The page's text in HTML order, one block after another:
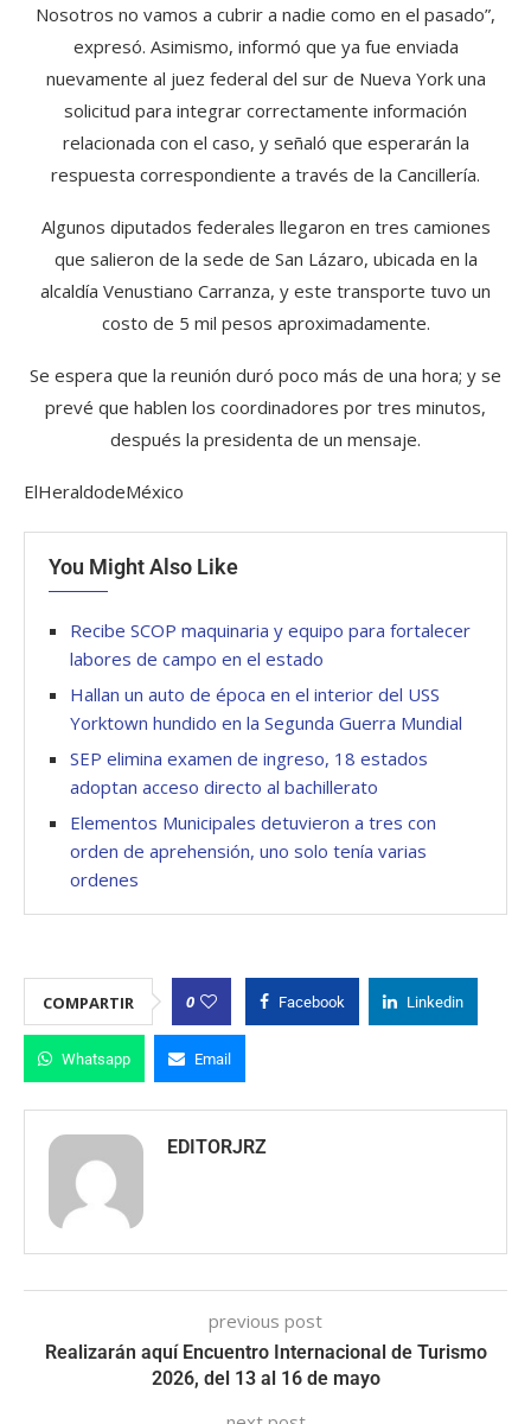
Nosotros no vamos a cubrir a nadie como en el pasado”,
expresó. Asimismo, informó que ya fue enviada
nuevamente al juez federal del sur de Nueva York una
solicitud para integrar correctamente información
relacionada con el caso, y señaló que esperarán la
respuesta correspondiente a través de la Cancillería.
Algunos diputados federales llegaron en tres camiones
que salieron de la sede de San Lázaro, ubicada en la
alcaldía Venustiano Carranza, y este transporte tuvo un
costo de 5 mil pesos aproximadamente.
Se espera que la reunión duró poco más de una hora; y se
prevé que hablen los coordinadores por tres minutos,
después la presidenta de un mensaje.
ElHeraldodeMéxico
You Might Also Like
Recibe SCOP maquinaria y equipo para fortalecer
labores de campo en el estado
Hallan un auto de época en el interior del USS
Yorktown hundido en la Segunda Guerra Mundial
SEP elimina examen de ingreso, 18 estados
adoptan acceso directo al bachillerato
Elementos Municipales detuvieron a tres con
orden de aprehensión, uno solo tenía varias
ordenes
COMPARTIR 0 Facebook Linkedin
Whatsapp Email
EDITORJRZ
previous post
Realizarán aquí Encuentro Internacional de Turismo
2026, del 13 al 16 de mayo